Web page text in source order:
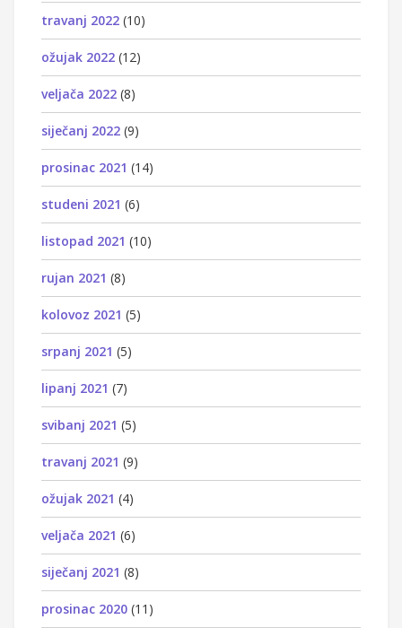
travanj 2022 (10)
ožujak 2022 (12)
veljača 2022 (8)
siječanj 2022 (9)
prosinac 2021 (14)
studeni 2021 (6)
listopad 2021 (10)
rujan 2021 (8)
kolovoz 2021 (5)
srpanj 2021 (5)
lipanj 2021 (7)
svibanj 2021 (5)
travanj 2021 (9)
ožujak 2021 (4)
veljača 2021 (6)
siječanj 2021 (8)
prosinac 2020 (11)